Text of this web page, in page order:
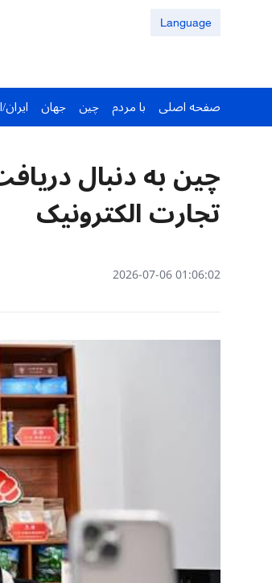
Language
صفحه اصلی با مردم چین جهان
چین به دنبال
تجارت الکترونیک
01:06:02 2026-07-06